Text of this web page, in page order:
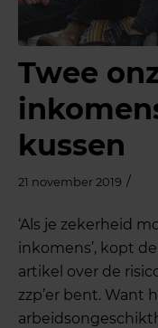
Twee
kussen
21 november 2019 /
‘Als je zekerheid
inkomens’, kopt
artikel over de
zzp’er bent. Want